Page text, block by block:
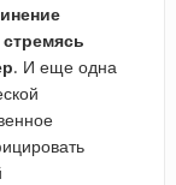
. И еще одна